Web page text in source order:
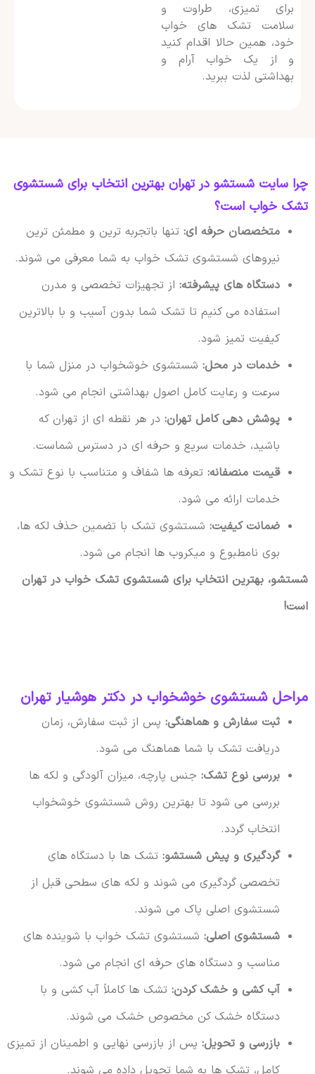
برای تمیزی، طراوت و
سلامت تشک های خواب
خود، همین حالا اقدام کنید
و از یک خواب آرام و
بهداشتی لذت ببرید.
چرا سایت شستشو در تهران بهترین انتخاب برای شستشوی
تشک خواب است؟
متخصصان حرفه ای:تنها باتجربه ترین و مطمئن ترین
نیروهای شستشوی تشک خواب به شما معرفی می شوند.
دستگاه های پیشرفته:از تجهیزات تخصصی و مدرن
استفاده می کنیم تا تشک شما بدون آسیب و با بالاترین
کیفیت تمیز شود.
خدمات در محل:شستشوی خوشخواب در منزل شما با
سرعت و رعایت کامل اصول بهداشتی انجام می شود.
پوشش دهی کامل تهران:در هر نقطه ای از تهران که
باشید، خدمات سریع و حرفه ای در دسترس شماست.
قیمت منصفانه:تعرفه ها شفاف و متناسب با نوع تشک و
خدمات ارائه می شود.
ضمانت کیفیت:شستشوی تشک با تضمین حذف لکه ها،
بوی نامطبوع و میکروب ها انجام می شود.
شستشو، بهترین انتخاب برای شستشوی تشک خواب در تهران
است!
مراحل شستشوی خوشخواب در دکتر هوشیار تهران
ثبت سفارش و هماهنگی:پس از ثبت سفارش، زمان
دریافت تشک با شما هماهنگ می شود.
بررسی نوع تشک:جنس پارچه، میزان آلودگی و لکه ها
بررسی می شود تا بهترین روش شستشوی خوشخواب
انتخاب گردد.
گردگیری و پیش شستشو:تشک ها با دستگاه های
تخصصی گردگیری می شوند و لکه های سطحی قبل از
شستشوی اصلی پاک می شوند.
شستشوی اصلی:شستشوی تشک خواب با شوینده های
مناسب و دستگاه های حرفه ای انجام می شود.
آب کشی و خشک کردن:تشک ها کاملاً آب کشی و با
دستگاه خشک کن مخصوص خشک می شوند.
بازرسی و تحویل:پس از بازرسی نهایی و اطمینان از تمیزی
کامل، تشک ها به شما تحویل داده می شوند.